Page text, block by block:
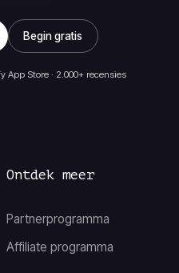
Begin gratis
App Store · 2.000+ recensies
Ontdek meer
Partnerprogramma
Affiliate programma